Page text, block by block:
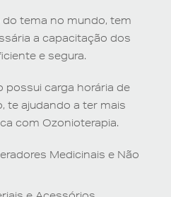
tema no mundo, tem
a capacitação dos
e segura.
possui carga horária de
te ajudando a ter mais
com Ozonioterapia.
Medicinais e Não